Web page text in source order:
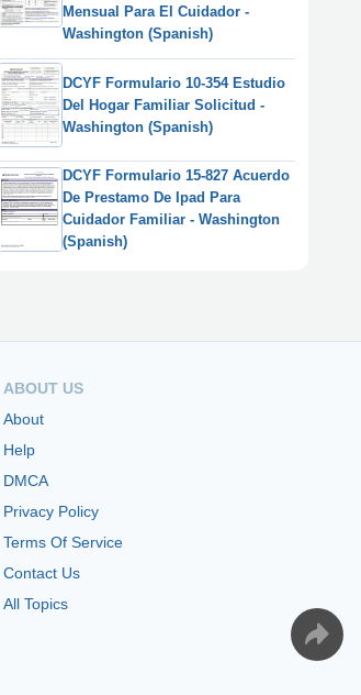
Mensual Para El Cuidador -
Washington (Spanish)
DCYF Formulario 10-354 Estudio
Del Hogar Familiar Solicitud -
Washington (Spanish)
DCYF Formulario 15-827 Acuerdo
De Prestamo De Ipad Para
Cuidador Familiar - Washington
(Spanish)
ABOUT US
About
Help
DMCA
Privacy Policy
Terms Of Service
Contact Us
All Topics